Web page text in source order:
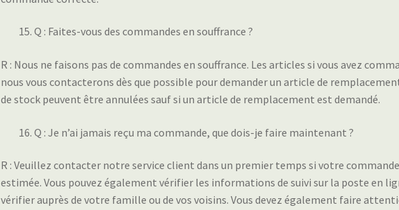
Q : Faites-vous des commandes en souffrance ?
R : Nous ne faisons pas de commandes en souffrance. Les articles si vous avez
nous vous contacterons dès que possible pour demander un article de
de stock peuvent être annulées sauf si un article de remplacement est demandé.
Q : Je n’ai jamais reçu ma commande, que dois-je faire maintenant ?
R : Veuillez contacter notre service client dans un premier temps si votre
estimée. Vous pouvez également vérifier les informations de suivi sur la poste en
vérifier auprès de votre famille ou de vos voisins. Vous devez également faire